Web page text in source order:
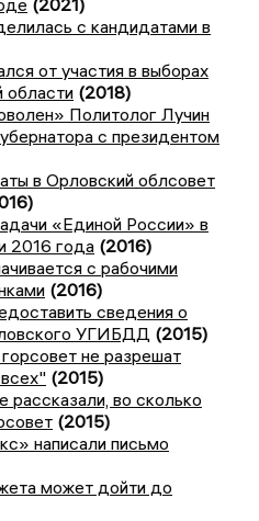
с кандидатами в
от участия в выборах
области (2018)
Политолог Лучин
с президентом
в Орловский облсовет
«Единой России» в
2016 года (2016)
с рабочими
(2016)
сведения о
УГИБДД (2015)
не разрешат
(2015)
во сколько
(2015)
написали письмо
может дойти до